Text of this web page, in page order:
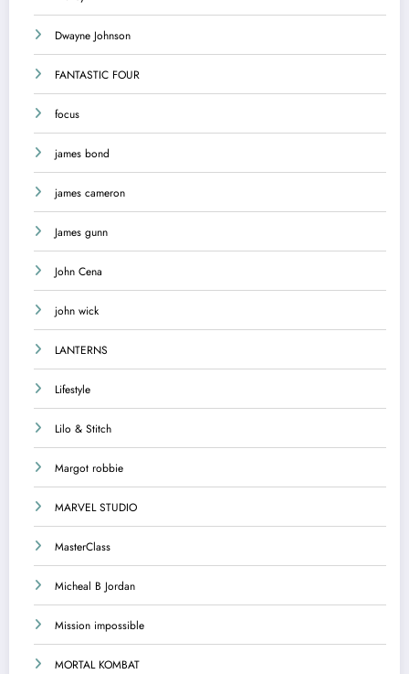
Dwayne Johnson
FANTASTIC FOUR
focus
james bond
james cameron
James gunn
John Cena
john wick
LANTERNS
Lifestyle
Lilo & Stitch
Margot robbie
MARVEL STUDIO
MasterClass
Micheal B Jordan
Mission impossible
MORTAL KOMBAT